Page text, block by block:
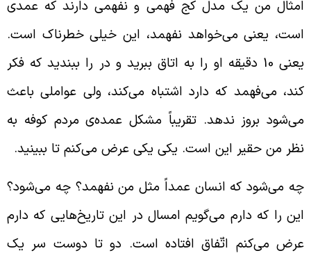
من یک مدل کج فهمی و نفهمی دارند که عمدی
یعنی می‌خواهد نفهمد، این خیلی خطرناک است.
یعنی 10 دقیقه او را به اتاق ببرید و در را ببندید که فکر
می‌فهمد که دارد اشتباه می‌کند، ولی عواملی باعث
بروز ندهد. تقریباً مشکل عمده‌ی مردم کوفه به
من حقیر این است. یکی یکی عرض می‌کنم تا ببینید.
می‌شود که انسان عمداً مثل من نفهمد؟ چه می‌شود؟
را که دارم می‌گویم امسال در این تاریخ‌هایی که دارم
می‌کنم اتّفاق افتاده است. دو تا دوست سر یک